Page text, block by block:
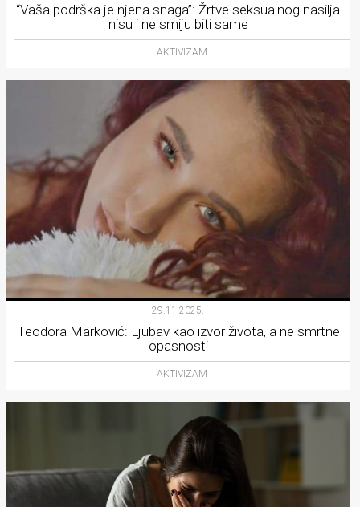
“Vaša podrška je njena snaga”: Žrtve seksualnog nasilja
nisu i ne smiju biti same
AKTIVIZAM
29.11.2025.
Teodora Marković: Ljubav kao izvor života, a ne smrtne
opasnosti
AKTIVIZAM